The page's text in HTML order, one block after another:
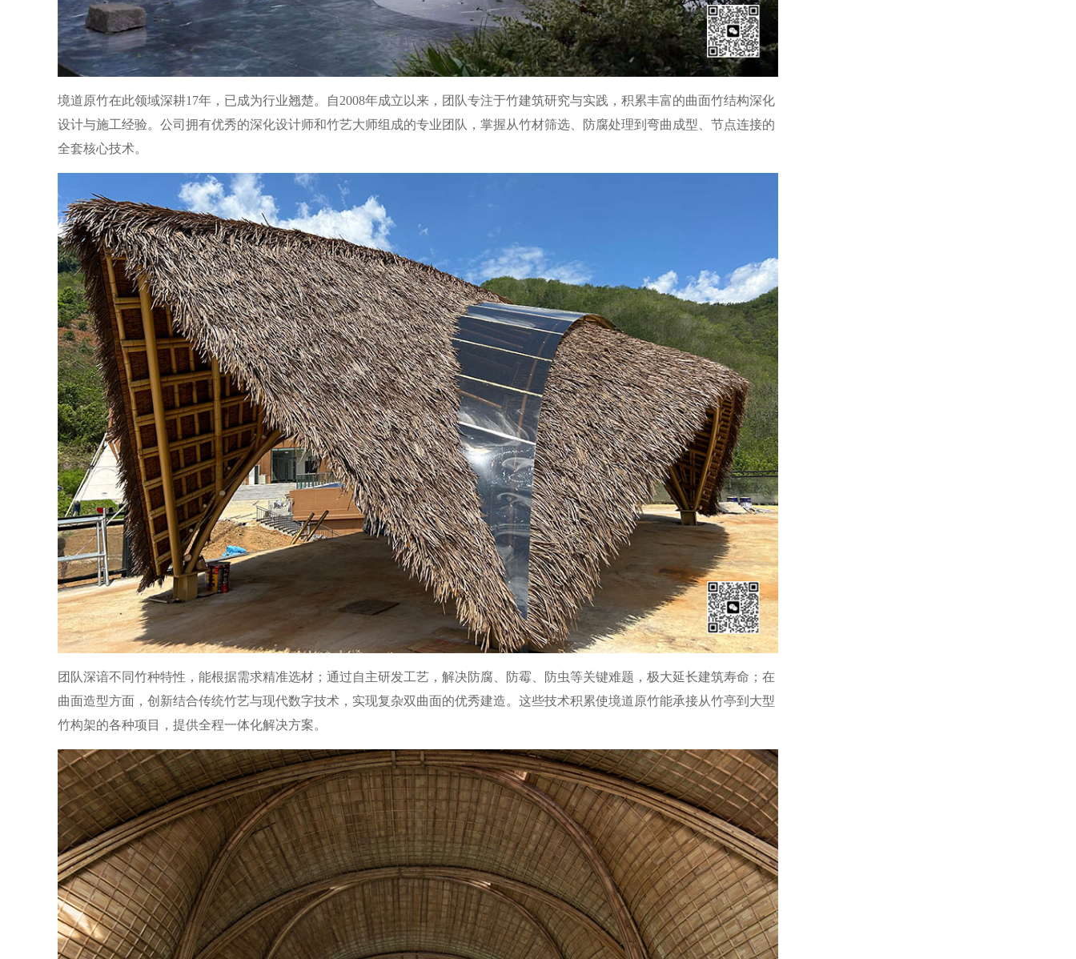
境道原竹在此领域深耕17年，已成为行业翘楚。自2008年成立以来，团队专注于竹建筑研究与实践，积累丰富的曲面竹结构深化
设计与施工经验。公司拥有优秀的深化设计师和竹艺大师组成的专业团队，掌握从竹材筛选、防腐处理到弯曲成型、节点连接的
全套核心技术。
团队深谙不同竹种特性，能根据需求精准选材；通过自主研发工艺，解决防腐、防霉、防虫等关键难题，极大延长建筑寿命；在
曲面造型方面，创新结合传统竹艺与现代数字技术，实现复杂双曲面的优秀建造。这些技术积累使境道原竹能承接从竹亭到大型
竹构架的各种项目，提供全程一体化解决方案。